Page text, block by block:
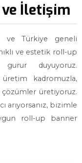
İletişim
ve Türkiye geneli
ve estetik roll-up
duyuyoruz.
kadromuzla,
çözümler üretiyoruz.
arıyorsanız, bizimle
roll-up banner